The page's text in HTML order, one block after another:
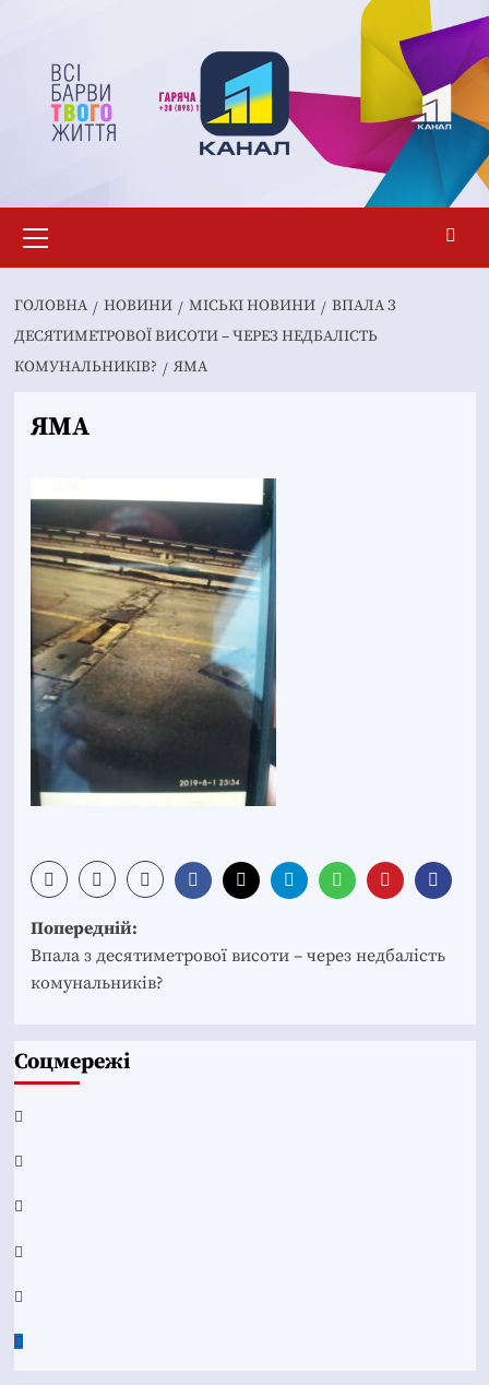
вмісту
меню
ГОЛОВНА НОВИНИ MІСЬКІ НОВИНИ
ВПАЛА З
ДЕСЯТИМЕТРОВОЇ ВИСОТИ – ЧЕРЕЗ НЕДБАЛІСТЬ
КОМУНАЛЬНИКІВ?
ЯМА
ЯМА
Post
navigation
Попередній:
Впала з десятиметрової висоти – через недбалість
комунальників?
Соцмережі
Facebook
YouTube
Telegram
Instagram
Twitter
Google